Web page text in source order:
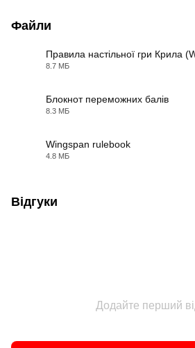
Файли
Правила настільної гри Крила
8.7 МБ
Блокнот переможних балів
8.3 МБ
Wingspan rulebook
4.8 МБ
Відгуки
Додайте перший